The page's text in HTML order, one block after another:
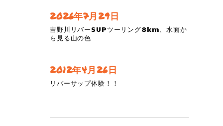
2026年7月29日
吉野川リバーSUPツーリング8km、水面か
ら見る山の色
2012年4月26日
リバーサップ体験！！